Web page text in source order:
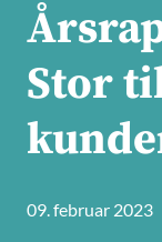
Stor
09. februar 2023